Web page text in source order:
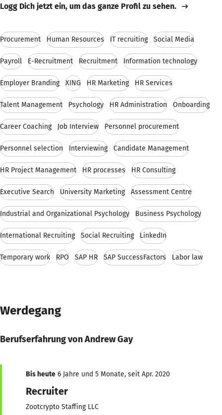
Logg Dich jetzt ein, um das ganze Profil zu sehen.
Procurement Human Resources IT recruiting Social Media
Payroll E-Recruitment Recruitment Information technology
Employer Branding XING HR Marketing HR Services
Talent Management Psychology HR Administration Onboarding
Career Coaching Job Interview Personnel procurement
Personnel selection Interviewing Candidate Management
HR Project Management HR processes HR Consulting
Executive Search University Marketing Assessment Centre
Industrial and Organizational Psychology Business Psychology
International Recruiting Social Recruiting LinkedIn
Temporary work RPO SAP HR SAP SuccessFactors Labor law
Werdegang
Berufserfahrung von Andrew Gay
Bis heute 6 Jahre und 5 Monate, seit Apr. 2020
Recruiter
Zootcrypto Staffing LLC